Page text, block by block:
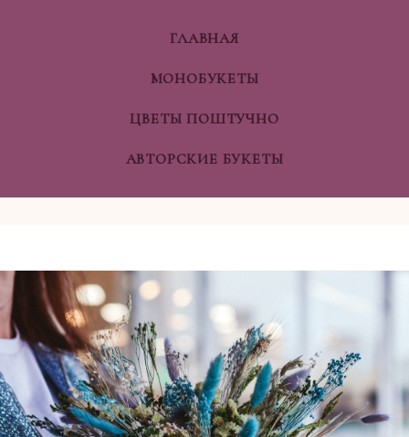
ГЛАВНАЯ
МОНОБУКЕТЫ
ЦВЕТЫ ПОШТУЧНО
АВТОРСКИЕ БУКЕТЫ